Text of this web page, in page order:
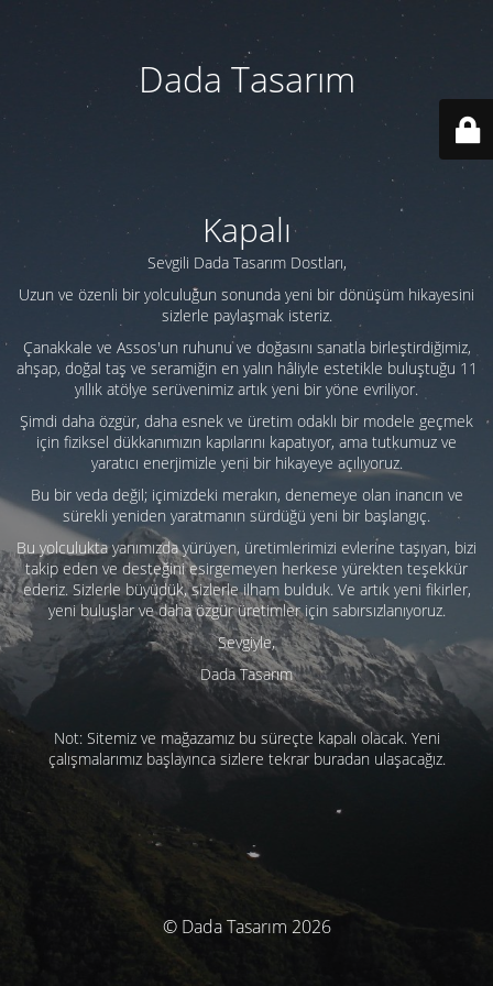
Dada Tasarım
Kapalı
Sevgili Dada Tasarım Dostları,
Uzun ve özenli bir yolculuğun sonunda yeni bir dönüşüm hikayesini
sizlerle paylaşmak isteriz.
Çanakkale ve Assos'un ruhunu ve doğasını sanatla birleştirdiğimiz,
ahşap, doğal taş ve seramiğin en yalın hâliyle estetikle buluştuğu 11
yıllık atölye serüvenimiz artık yeni bir yöne evriliyor.
Şimdi daha özgür, daha esnek ve üretim odaklı bir modele geçmek
için fiziksel dükkanımızın kapılarını kapatıyor, ama tutkumuz ve
yaratıcı enerjimizle yeni bir hikayeye açılıyoruz.
Bu bir veda değil; içimizdeki merakın, denemeye olan inancın ve
sürekli yeniden yaratmanın sürdüğü yeni bir başlangıç.
Bu yolculukta yanımızda yürüyen, üretimlerimizi evlerine taşıyan, bizi
takip eden ve desteğini esirgemeyen herkese yürekten teşekkür
ederiz. Sizlerle büyüdük, sizlerle ilham bulduk. Ve artık yeni fikirler,
yeni buluşlar ve daha özgür üretimler için sabırsızlanıyoruz.
Sevgiyle,
Dada Tasarım
Not: Sitemiz ve mağazamız bu süreçte kapalı olacak. Yeni
çalışmalarımız başlayınca sizlere tekrar buradan ulaşacağız.
© Dada Tasarım 2026